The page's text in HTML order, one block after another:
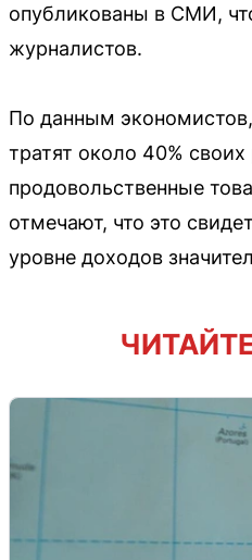
опубликованы в СМИ,
журналистов.
По данным
тратят около 40% своих
продовольственные
отмечают, что это
уровне доходов